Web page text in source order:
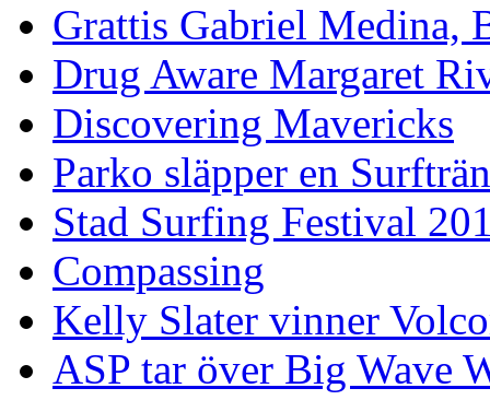
Grattis Gabriel Medina,
Drug Aware Margaret
Discovering Mavericks
Parko släpper en
Stad Surfing Festival
Compassing
Kelly Slater vinner
ASP tar över Big Wave